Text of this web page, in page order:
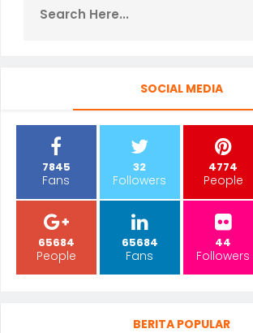
SOCIAL MEDIA
7845
Fans
32
Followers
4774
People
65684
People
65684
Fans
44
Followers
BERITA POPULAR